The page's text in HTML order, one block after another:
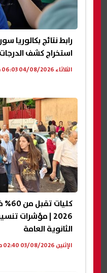
استخراج كشف الدرجات
الثلاثاء 04/08/2026 06:03 م
2026 | مؤشرات
الثانوية العامة
الإثنين 03/08/2026 02:40 م